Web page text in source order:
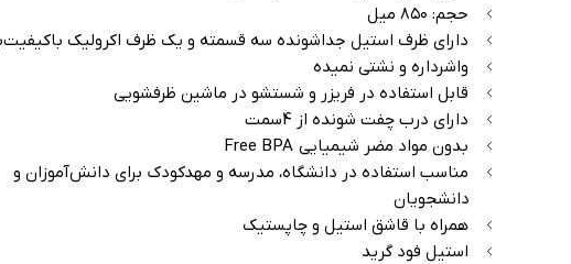
حجم: ۸۵۰ میل
دارای ظرف استیل جداشونده سه قسمته و یک ظرف اکرولیک
واشرداره و نشتی نمیده
قابل استفاده در فریزر و شستشو در ماشین ظرفشویی
دارای درب چفت شونده از 4سمت
بدون مواد مضر شیمیایی Free BPA
مناسب استفاده در دانشگاه، مدرسه و مهدکودک برای دانش‌آموزان و
دانشجویان
همراه با قاشق استیل و چاپستیک
استیل فود گرید